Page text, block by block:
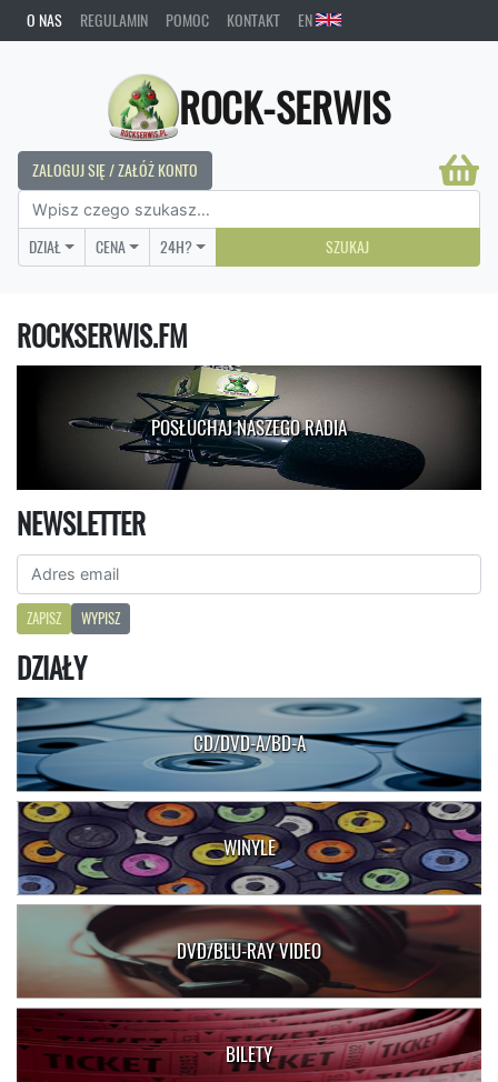
O NAS REGULAMIN POMOC KONTAKT EN
ROCK-SERWIS
ZALOGUJ SIĘ / ZAŁÓŻ KONTO
DZIAŁ CENA 24H? SZUKAJ
ROCKSERWIS.FM
POSŁUCHAJ NASZEGO RADIA
NEWSLETTER
ZAPISZ WYPISZ
DZIAŁY
CD/DVD-A/BD-A
WINYLE
DVD/BLU-RAY VIDEO
BILETY